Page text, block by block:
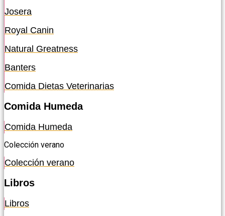
Josera
Royal Canin
Natural Greatness
Banters
Comida Dietas Veterinarias
Comida Humeda
Comida Humeda
Colección verano
Colección verano
Libros
Libros